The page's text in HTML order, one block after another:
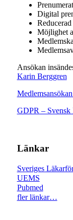
Digital
Möjlighet
Ansökan
Karin Berggren
GDPR –
Länkar
Sveriges
UEMS
Pubmed
fler länkar…